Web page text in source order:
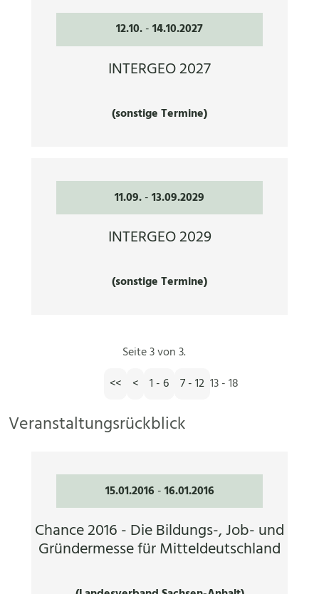
12.10.-14.10.2027
INTERGEO 2027
(sonstige Termine)
11.09.-13.09.2029
INTERGEO 2029
(sonstige Termine)
Seite 3 von 3.
<<
< 1 - 6 7 - 12 13 - 18
Veranstaltungsrückblick
15.01.2016 -16.01.2016
Chance 2016 - Die Bildungs-, Job- und
Gründermesse für Mitteldeutschland